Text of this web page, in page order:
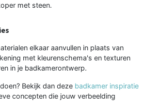
met steen.
elkaar aanvullen in plaats van
met kleurenschema's en texturen
in je badkamerontwerp.
Bekijk dan deze badkamer inspiratie
concepten die jouw verbeelding